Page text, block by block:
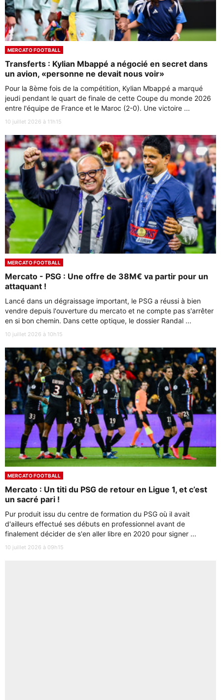
MERCATO FOOTBALL
Transferts : Kylian Mbappé a négocié en secret dans
un avion, «personne ne devait nous voir»
Pour la 8ème fois de la compétition, Kylian Mbappé a marqué
jeudi pendant le quart de finale de cette Coupe du monde 2026
entre l'équipe de France et le Maroc (2-0). Une victoire ...
10 juillet 2026 à 11h15
MERCATO FOOTBALL
Mercato - PSG : Une offre de 38M€ va partir pour un
attaquant !
Lancé dans un dégraissage important, le PSG a réussi à bien
vendre depuis l'ouverture du mercato et ne compte pas s'arrêter
en si bon chemin. Dans cette optique, le dossier Randal ...
10 juillet 2026 à 10h15
MERCATO FOOTBALL
Mercato : Un titi du PSG de retour en Ligue 1, et c’est
un sacré pari !
Pur produit issu du centre de formation du PSG où il avait
d'ailleurs effectué ses débuts en professionnel avant de
finalement décider de s'en aller libre en 2020 pour signer ...
10 juillet 2026 à 09h15